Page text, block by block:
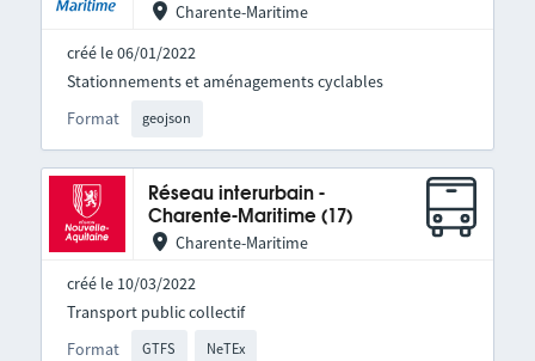
Charente-Maritime
créé le 06/01/2022
Format geojson
Stationnements et aménagements cyclables
Réseau interurbain -
Charente-Maritime (17)
Charente-Maritime
créé le 10/03/2022
Format GTFS NeTEx
Transport public collectif